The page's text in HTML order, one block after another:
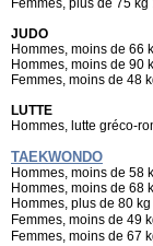
Femmes, plus de 75
JUDO
Hommes, moins de 66
Hommes, moins de 90
Femmes, moins de 48
LUTTE
Hommes, lutte gréco-
TAEKWONDO
Hommes, moins de 58
Hommes, moins de 68
Hommes, plus de 80
Femmes, moins de 49
Femmes, moins de 67